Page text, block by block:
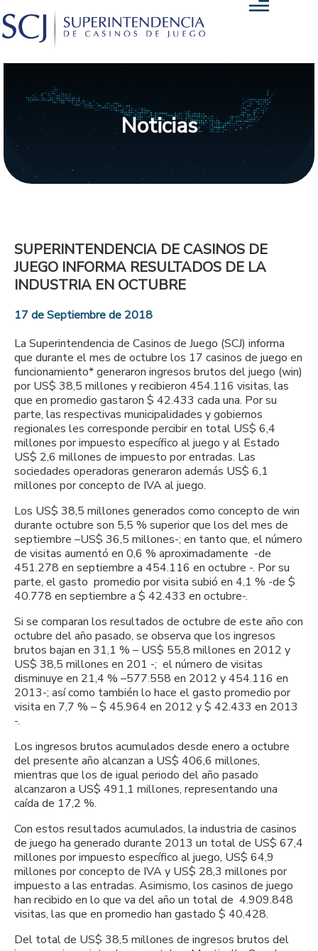
Noticias
SUPERINTENDENCIA DE CASINOS DE
JUEGO INFORMA RESULTADOS DE LA
INDUSTRIA EN OCTUBRE
17 de Septiembre de 2018
La Superintendencia de Casinos de Juego (SCJ) informa
que durante el mes de octubre los 17 casinos de juego en
funcionamiento* generaron ingresos brutos del juego (win)
por US$ 38,5 millones y recibieron 454.116 visitas, las
que en promedio gastaron $ 42.433 cada una. Por su
parte, las respectivas municipalidades y gobiernos
regionales les corresponde percibir en total US$ 6,4
millones por impuesto específico al juego y al Estado
US$ 2,6 millones de impuesto por entradas. Las
sociedades operadoras generaron además US$ 6,1
millones por concepto de IVA al juego.
Los US$ 38,5 millones generados como concepto de win
durante octubre son 5,5 % superior que los del mes de
septiembre –US$ 36,5 millones-; en tanto que, el número
de visitas aumentó en 0,6 % aproximadamente -de
451.278 en septiembre a 454.116 en octubre -. Por su
parte, el gasto promedio por visita subió en 4,1 % -de $
40.778 en septiembre a $ 42.433 en octubre-.
Si se comparan los resultados de octubre de este año con
octubre del año pasado, se observa que los ingresos
brutos bajan en 31,1 % – US$ 55,8 millones en 2012 y
US$ 38,5 millones en 201 -; el número de visitas
disminuye en 21,4 % –577.558 en 2012 y 454.116 en
2013-; así como también lo hace el gasto promedio por
visita en 7,7 % – $ 45.964 en 2012 y $ 42.433 en 2013
-.
Los ingresos brutos acumulados desde enero a octubre
del presente año alcanzan a US$ 406,6 millones,
mientras que los de igual periodo del año pasado
alcanzaron a US$ 491,1 millones, representando una
caída de 17,2 %.
Con estos resultados acumulados, la industria de casinos
de juego ha generado durante 2013 un total de US$ 67,4
millones por impuesto específico al juego, US$ 64,9
millones por concepto de IVA y US$ 28,3 millones por
impuesto a las entradas. Asimismo, los casinos de juego
han recibido en lo que va del año un total de 4.909.848
visitas, las que en promedio han gastado $ 40.428.
Del total de US$ 38,5 millones de ingresos brutos del